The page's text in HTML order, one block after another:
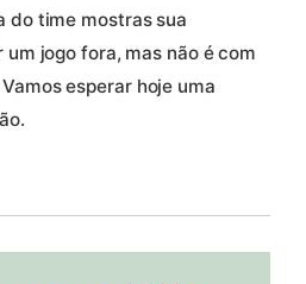
do time mostras sua
jogo fora, mas não é com
esperar hoje uma